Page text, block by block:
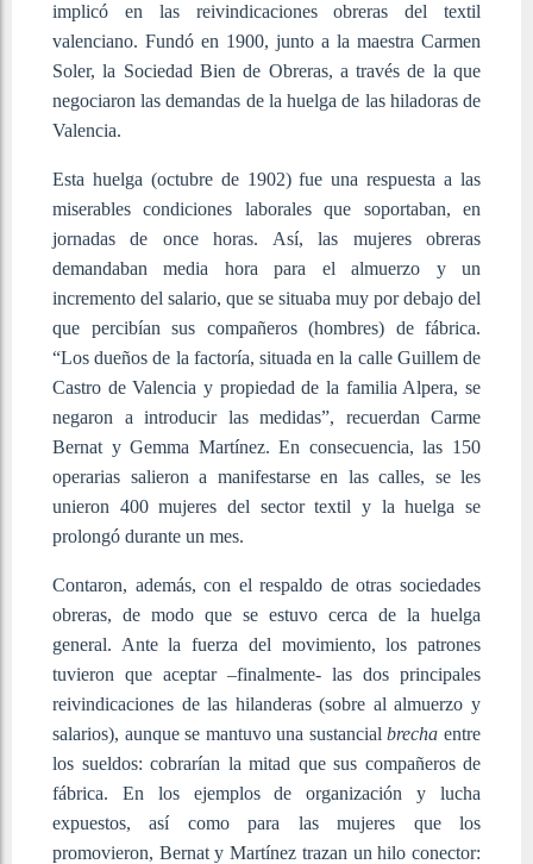
implicó en las reivindicaciones obreras del textil
valenciano. Fundó en 1900, junto a la maestra Carmen
Soler, la Sociedad Bien de Obreras, a través de la que
negociaron las demandas de la huelga de las hiladoras de
Valencia.
Esta huelga (octubre de 1902) fue una respuesta a las
miserables condiciones laborales que soportaban, en
jornadas de once horas. Así, las mujeres obreras
demandaban media hora para el almuerzo y un
incremento del salario, que se situaba muy por debajo del
que percibían sus compañeros (hombres) de fábrica.
“Los dueños de la factoría, situada en la calle Guillem de
Castro de Valencia y propiedad de la familia Alpera, se
negaron a introducir las medidas”, recuerdan Carme
Bernat y Gemma Martínez. En consecuencia, las 150
operarias salieron a manifestarse en las calles, se les
unieron 400 mujeres del sector textil y la huelga se
prolongó durante un mes.
Contaron, además, con el respaldo de otras sociedades
obreras, de modo que se estuvo cerca de la huelga
general. Ante la fuerza del movimiento, los patrones
tuvieron que aceptar –finalmente- las dos principales
reivindicaciones de las hilanderas (sobre al almuerzo y
salarios), aunque se mantuvo una sustancialbrechaentre
los sueldos: cobrarían la mitad que sus compañeros de
fábrica. En los ejemplos de organización y lucha
expuestos, así como para las mujeres que los
promovieron, Bernat y Martínez trazan un hilo conector: